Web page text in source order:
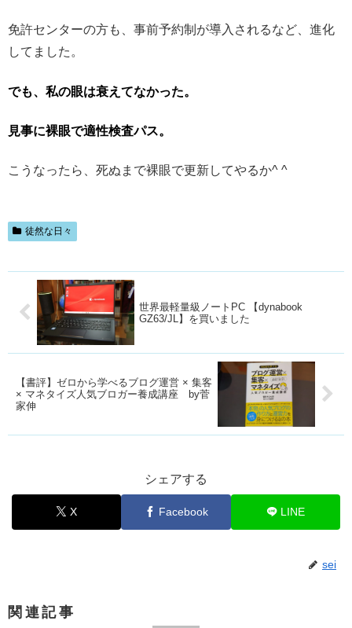
免許センターの方も、事前予約制が導入されるなど、進化
してました。
でも、私の眼は衰えてなかった。
見事に裸眼で適性検査パス。
こうなったら、死ぬまで裸眼で更新してやるか^ ^
徒然な日々
世界最軽量級ノートPC 【dynabook
GZ63/JL】を買いました
【書評】ゼロから学べるブログ運営 × 集客
× マネタイズ人気ブロガー養成講座 by菅
家伸
シェアする
X Facebook LINE
sei
関連記事